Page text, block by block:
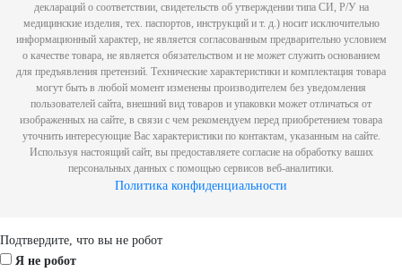
деклараций о соответствии, свидетельств об утверждении типа СИ, Р/У на
медицинские изделия, тех. паспортов, инструкций и т. д.) носит исключительно
информационный характер, не является согласованным предварительно условием
о качестве товара, не является обязательством и не может служить основанием
для предъявления претензий. Технические характеристики и комплектация товара
могут быть в любой момент изменены производителем без уведомления
пользователей сайта, внешний вид товаров и упаковки может отличаться от
изображенных на сайте, в связи с чем рекомендуем перед приобретением товара
уточнить интересующие Вас характеристики по контактам, указанным на сайте.
Используя настоящий сайт, вы предоставляете согласие на обработку ваших
персональных данных с помощью сервисов веб-аналитики.
Политика конфиденциальности
Scroll
Up
Подтвердите, что вы не робот
Я не робот